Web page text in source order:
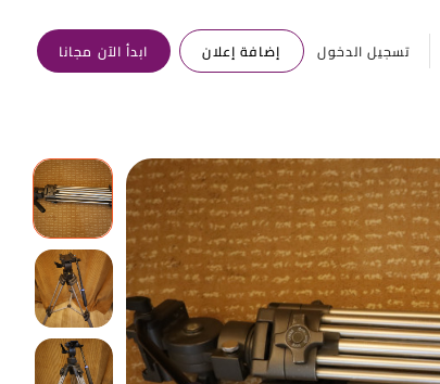
تسجيل الدخول إضافة إعلان ابدأ الآن مجانا